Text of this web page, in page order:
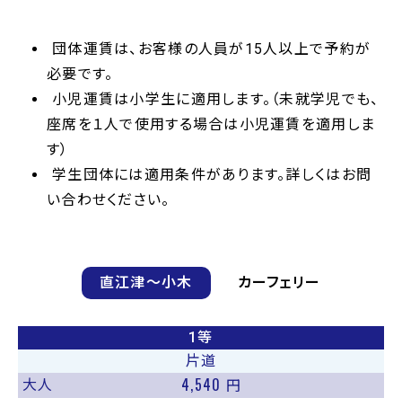
団体運賃は、お客様の人員が15人以上で予約が
必要です。
小児運賃は小学生に適用します。（未就学児でも、
座席を１人で使用する場合は小児運賃を適用しま
す）
学生団体には適用条件があります。詳しくはお問
い合わせください。
直江津〜小木 カーフェリー
1等
片道
大人
4,540 円